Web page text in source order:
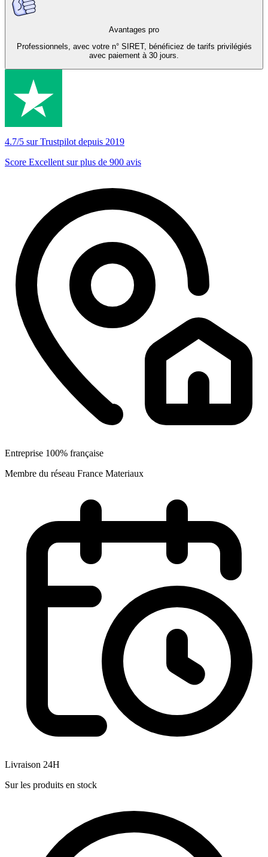
Avantages pro
Professionnels, avec votre n° SIRET, bénéficiez de tarifs privilégiés
avec paiement à 30 jours.
4.7/5 sur Trustpilot depuis 2019
Score Excellent sur plus de 900 avis
Entreprise 100% française
Membre du réseau France Materiaux
Livraison 24H
Sur les produits en stock